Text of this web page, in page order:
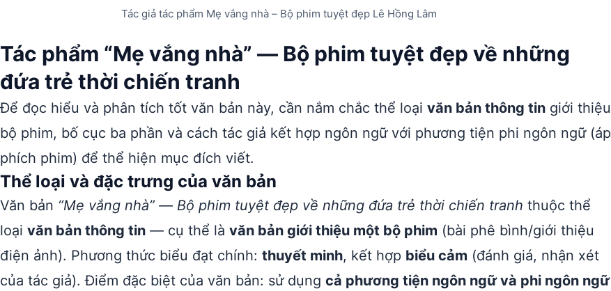
Tác giả tác phẩm Mẹ vắng nhà – Bộ phim tuyệt đẹp Lê Hồng Lâm
Tác phẩm “Mẹ vắng nhà” — Bộ phim tuyệt đẹp về những
đứa trẻ thời chiến tranh
Để đọc hiểu và phân tích tốt văn bản này, cần nắm chắc thể loại văn bản thông tin giới thiệu
bộ phim, bố cục ba phần và cách tác giả kết hợp ngôn ngữ với phương tiện phi ngôn ngữ (áp
phích phim) để thể hiện mục đích viết.
Thể loại và đặc trưng của văn bản
Văn bản “Mẹ vắng nhà” — Bộ phim tuyệt đẹp về những đứa trẻ thời chiến tranh thuộc thể
loại văn bản thông tin — cụ thể là văn bản giới thiệu một bộ phim (bài phê bình/giới thiệu
điện ảnh). Phương thức biểu đạt chính: thuyết minh, kết hợp biểu cảm (đánh giá, nhận xét
của tác giả). Điểm đặc biệt của văn bản: sử dụng cả phương tiện ngôn ngữ và phi ngôn ngữ